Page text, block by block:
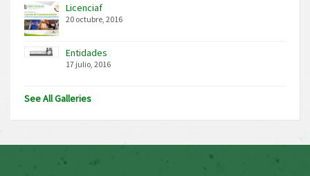
Licenciaf
20 octubre, 2016
Entidades
17 julio, 2016
See All Galleries